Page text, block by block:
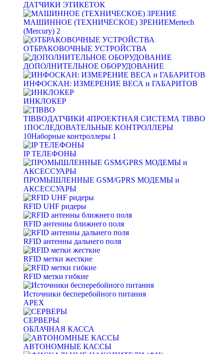
ДАТЧИКИ ЭТИКЕТОК
МАШИННОЕ (ТЕХНИЧЕСКОЕ) ЗРЕНИЕMertech
(Mercury) 2
ОТБРАКОВОЧНЫЕ УСТРОЙСТВА
ДОПОЛНИТЕЛЬНОЕ ОБОРУДОВАНИЕ
ИНФОСКАН: ИЗМЕРЕНИЕ ВЕСА и ГАБАРИТОВ
ИНКЛОКЕР
TIBBOДАТЧИКИ 4ПРОЕКТНАЯ СИСТЕМА TIBBO
1ПОСЛЕДОВАТЕЛЬНЫЕ КОНТРОЛЛЕРЫ
10Наборные контроллеры 1
IP ТЕЛЕФОНЫ
ПРОМЫШЛЕННЫЕ GSM/GPRS МОДЕМЫ и
АКСЕССУАРЫ
RFID UHF ридеры
RFID антенны ближнего поля
RFID антенны дальнего поля
RFID метки жесткие
RFID метки гибкие
Источники бесперебойного питания
APEX
СЕРВЕРЫ
ОБЛАЧНАЯ КАССА
АВТОНОМНЫЕ КАССЫ